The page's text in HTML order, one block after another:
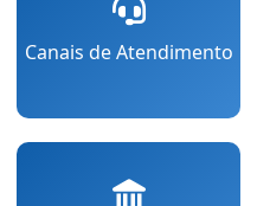
Canais de Atendimento